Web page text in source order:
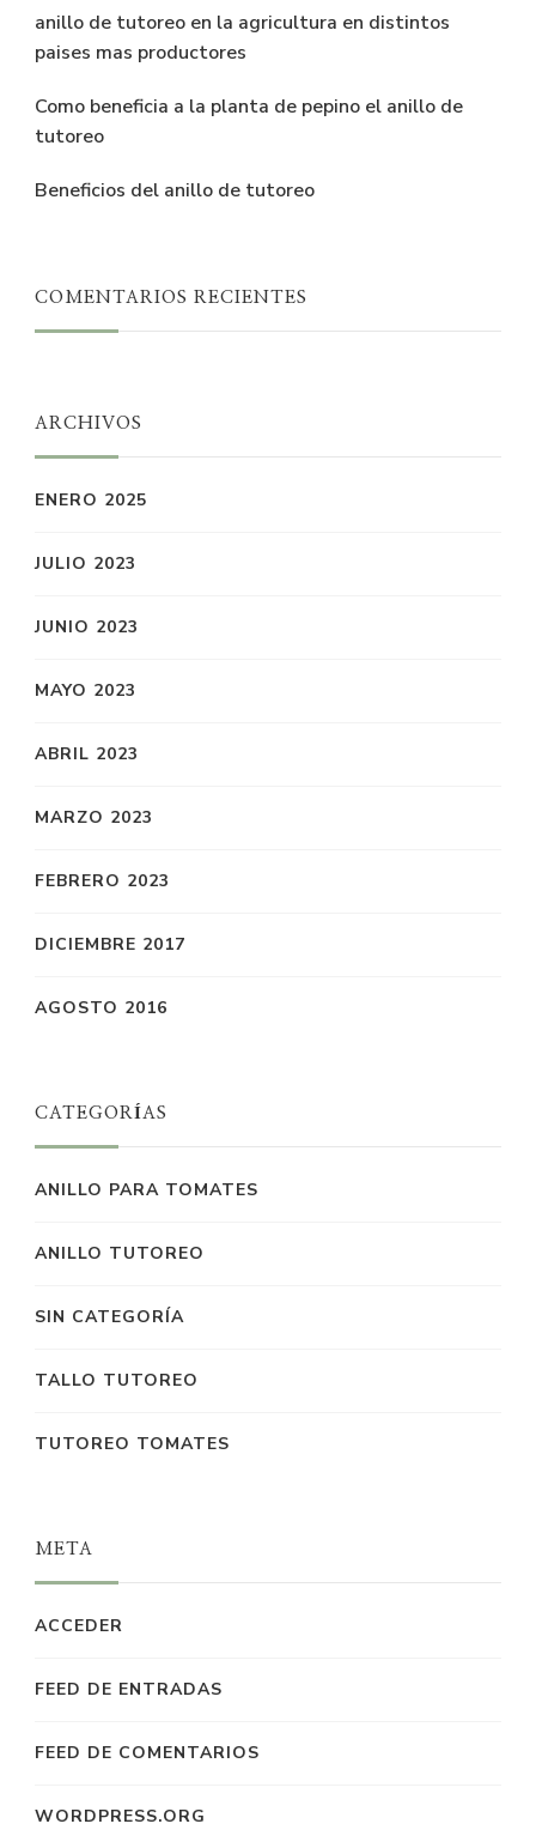
anillo de tutoreo en la agricultura en distintos
paises mas productores
Como beneficia a la planta de pepino el anillo de
tutoreo
Beneficios del anillo de tutoreo
COMENTARIOS RECIENTES
ARCHIVOS
ENERO 2025
JULIO 2023
JUNIO 2023
MAYO 2023
ABRIL 2023
MARZO 2023
FEBRERO 2023
DICIEMBRE 2017
AGOSTO 2016
CATEGORÍAS
ANILLO PARA TOMATES
ANILLO TUTOREO
SIN CATEGORÍA
TALLO TUTOREO
TUTOREO TOMATES
META
ACCEDER
FEED DE ENTRADAS
FEED DE COMENTARIOS
WORDPRESS.ORG